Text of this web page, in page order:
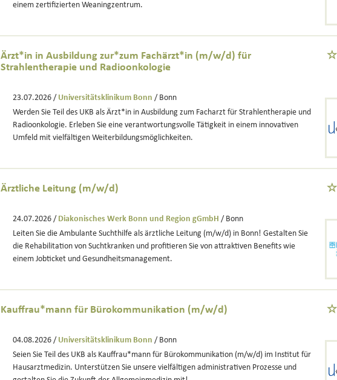
einem zertifizierten Weaningzentrum.
Ärzt*in in Ausbildung zur*zum Fachärzt*in (m/w/d) für
Strahlentherapie und Radioonkologie
23.07.2026 / Universitätsklinikum Bonn / Bonn
Werden Sie Teil des UKB als Ärzt*in in Ausbildung zum Facharzt für Strahlentherapie und
Radioonkologie. Erleben Sie eine verantwortungsvolle Tätigkeit in einem innovativen
Umfeld mit vielfältigen Weiterbildungsmöglichkeiten.
Ärztliche Leitung (m/w/d)
24.07.2026 / Diakonisches Werk Bonn und Region gGmbH / Bonn
Leiten Sie die Ambulante Suchthilfe als ärztliche Leitung (m/w/d) in Bonn! Gestalten Sie
die Rehabilitation von Suchtkranken und profitieren Sie von attraktiven Benefits wie
einem Jobticket und Gesundheitsmanagement.
Kauffrau*mann für Bürokommunikation (m/w/d)
04.08.2026 / Universitätsklinikum Bonn / Bonn
Seien Sie Teil des UKB als Kauffrau*mann für Bürokommunikation (m/w/d) im Institut für
Hausarztmedizin. Unterstützen Sie unsere vielfältigen administrativen Prozesse und